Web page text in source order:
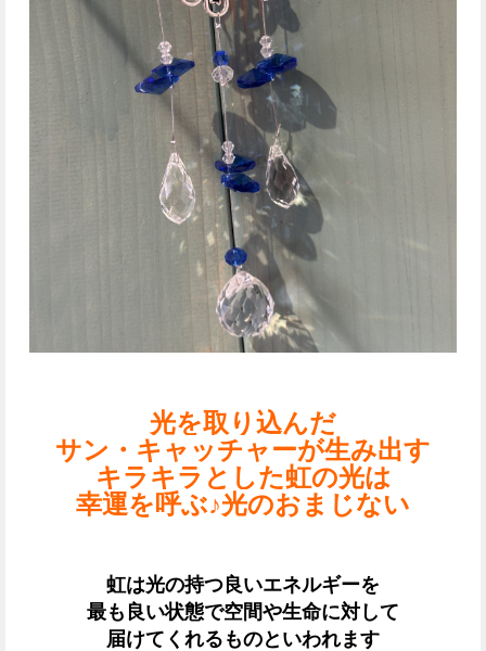
光を取り込んだ
サン・キャッチャーが生み出す
キラキラとした虹の光は
幸運を呼ぶ♪光のおまじない
虹は光の持つ良いエネルギーを
最も良い状態で空間や生命に対して
届けてくれるものといわれます